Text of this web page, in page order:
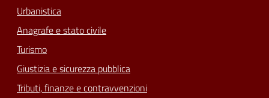
Urbanistica
Anagrafe e stato civile
Turismo
Giustizia e sicurezza pubblica
Tributi, finanze e contravvenzioni